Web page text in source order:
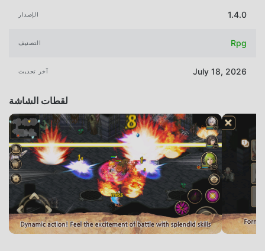
الإصدار 1.4.0
التصنيف Rpg
آخر تحديث July 18, 2026
لقطات الشاشة